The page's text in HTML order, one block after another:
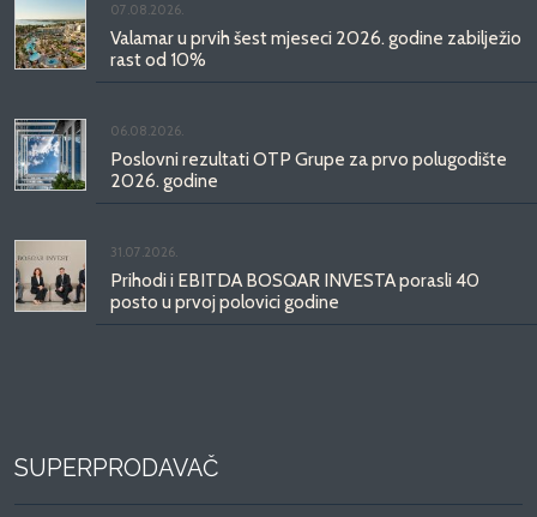
07.08.2026.
Valamar u prvih šest mjeseci 2026. godine zabilježio
rast od 10%
06.08.2026.
Poslovni rezultati OTP Grupe za prvo polugodište
2026. godine
31.07.2026.
Prihodi i EBITDA BOSQAR INVESTA porasli 40
posto u prvoj polovici godine
SUPERPRODAVAČ